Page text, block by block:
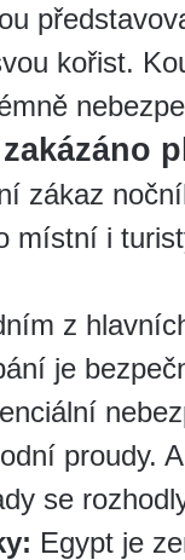
kořist.
zákaz
místní i
z
je
proudy.
se
Egypt je